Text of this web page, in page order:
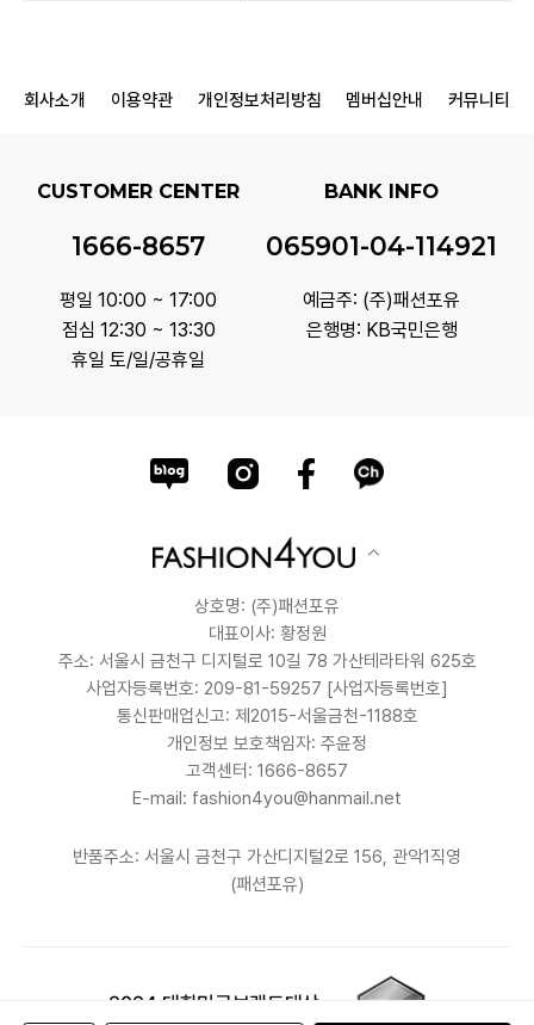
회사소개 이용약관 개인정보처리방침 멤버십안내 커뮤니티
CUSTOMER CENTER
1666-8657
평일 10:00 ~ 17:00
점심 12:30 ~ 13:30
휴일 토/일/공휴일
BANK INFO
065901-04-114921
예금주: (주)패션포유
은행명: KB국민은행
상호명: (주)패션포유
대표이사: 황정원
주소: 서울시 금천구 디지털로 10길 78 가산테라타워 625호
사업자등록번호: 209-81-59257 [사업자등록번호]
통신판매업신고: 제2015-서울금천-1188호
개인정보 보호책임자: 주윤정
고객센터: 1666-8657
E-mail: fashion4you@hanmail.net
반품주소: 서울시 금천구 가산디지털2로 156, 관악1직영
(패션포유)